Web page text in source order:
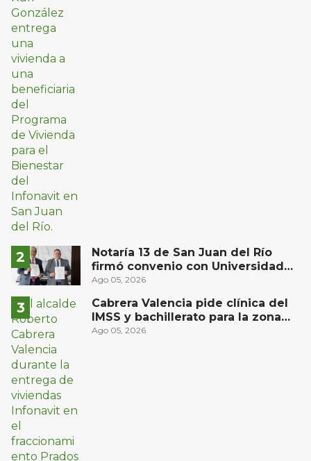
Notaría 13 de San Juan del Río
firmó convenio con Universidad
Privada del Bajío para recibir
Ago 05, 2026
Cabrera Valencia pide clínica del
IMSS y bachillerato para la zona
oriente de San Juan del Río
Ago 05, 2026